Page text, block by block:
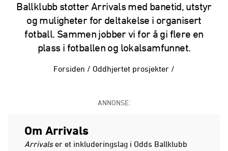
Ballklubb støtter Arrivals med banetid, utstyr
og muligheter for deltakelse i organisert
fotball. Sammen jobber vi for å gi flere en
plass i fotballen og lokalsamfunnet.
Forsiden / Oddhjertet prosjekter /
ANNONSE:
Om Arrivals
Arrivalser et inkluderingslag i Odds Ballklubb